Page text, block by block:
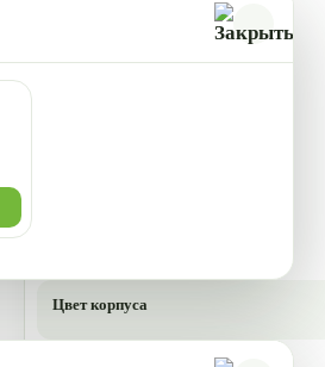
Цвет корпуса